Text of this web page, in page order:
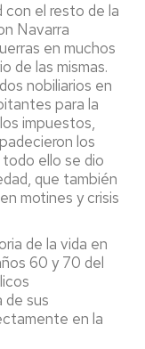
con el resto de la
Navarra
en muchos
de las mismas.
nobiliarios en
para la
impuestos,
los
ello se dio
que también
motines y crisis
de la vida en
60 y 70 del
de sus
en la